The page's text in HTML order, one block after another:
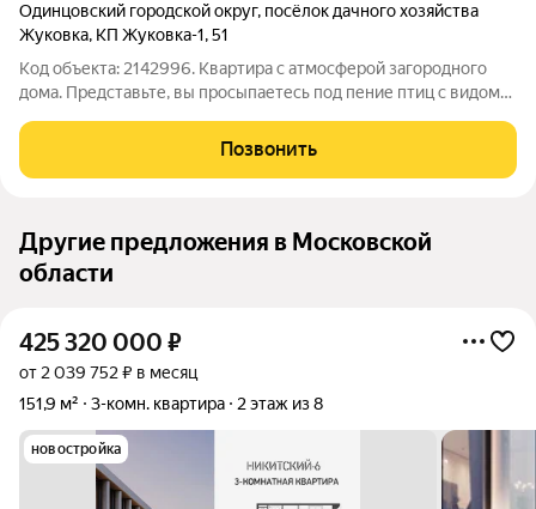
Одинцовский городской округ, посёлок дачного хозяйства
Жуковка, КП Жуковка-1,51
Код объекта: 2142996. Квартира с атмосферой загородного
дома. Представьте, вы просыпаетесь под пение птиц с видом
есть все для роскошной и приватной жизни. Площадь 192 м кв -
идеальное
Позвонить
Другие предложения в Московской
области
425 320 000 ₽
от 2 039 752 ₽ в месяц
151,9 м²
3-комн. квартира 2 этаж из 8
новостройка